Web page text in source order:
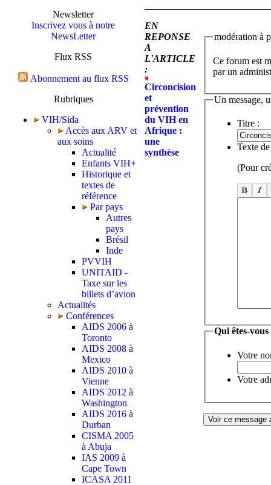
Newsletter
Inscrivez vous à notre
NewsLetter
Flux RSS
Abonnement au flux RSS
Rubriques
VIH/Sida
Accès aux ARV et
aux soins
Actualité
Enfants VIH+
Historique et
textes de
référence
Par pays
Autres
pays
Brésil
Inde
PVVIH
UNITAID -
Taxe sur les
billets d’avion
Actualités
Conférences
AIDS 2006 à
Toronto
AIDS 2008 à
Mexico
AIDS 2010 à
Vienne
AIDS 2012 à
Washington
AIDS 2016 à
Durban
CISMA 2005
à Abuja
IAS 2009 à
Cape Town
ICASA 2011
EN
REPONSE
A
L'ARTICLE
:
Circoncision
et
prévention
du VIH en
Afrique :
une
synthèse
modération à
Ce forum est
par un
Un message,
Titre :
Texte
(Pour
Qui êtes-vous
Votre
Votre